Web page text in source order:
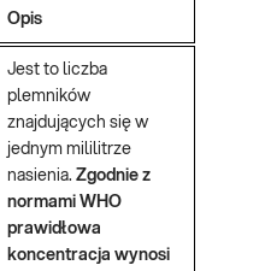
Opis
Jest to liczba
plemników
znajdujących się w
jednym mililitrze
nasienia. Zgodnie z
normami WHO
prawidłowa
koncentracja wynosi